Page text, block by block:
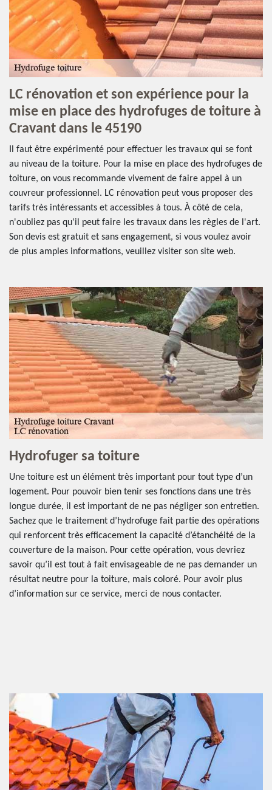
LC rénovation et son expérience pour la
mise en place des hydrofuges de toiture à
Cravant dans le 45190
Il faut être expérimenté pour effectuer les travaux qui se font
au niveau de la toiture. Pour la mise en place des hydrofuges de
toiture, on vous recommande vivement de faire appel à un
couvreur professionnel. LC rénovation peut vous proposer des
tarifs très intéressants et accessibles à tous. À côté de cela,
n'oubliez pas qu'il peut faire les travaux dans les règles de l'art.
Son devis est gratuit et sans engagement, si vous voulez avoir
de plus amples informations, veuillez visiter son site web.
Hydrofuger sa toiture
Une toiture est un élément très important pour tout type d’un
logement. Pour pouvoir bien tenir ses fonctions dans une très
longue durée, il est important de ne pas négliger son entretien.
Sachez que le traitement d’hydrofuge fait partie des opérations
qui renforcent très efficacement la capacité d’étanchéité de la
couverture de la maison. Pour cette opération, vous devriez
savoir qu’il est tout à fait envisageable de ne pas demander un
résultat neutre pour la toiture, mais coloré. Pour avoir plus
d’information sur ce service, merci de nous contacter.